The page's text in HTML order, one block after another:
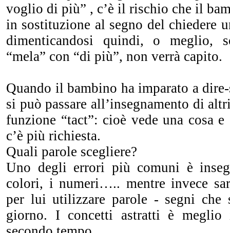
voglio di più” , c’è il rischio che il
in sostituzione al segno del chiedere
dimenticandosi quindi, o meglio,
“mela” con “di più”, non verrà capito.
Quando il bambino ha imparato a
si può passare all’insegnamento di
funzione “tact”: cioè vede una cosa
c’è più richiesta.
Quali parole scegliere?
Uno degli errori più comuni è
colori, i numeri….. mentre invece
per lui utilizzare parole - segni che
giorno. I concetti astratti è meglio